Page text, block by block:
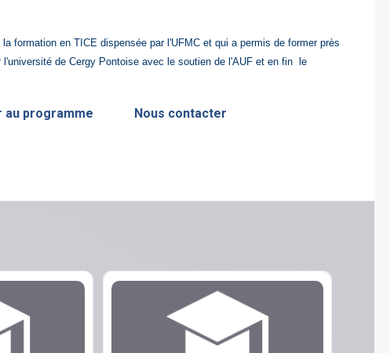
formation en TICE dispensée par l'UFMC et qui a permis de former près
de Cergy Pontoise avec le soutien de l'AUF et en fin le
au programme Nous contacter